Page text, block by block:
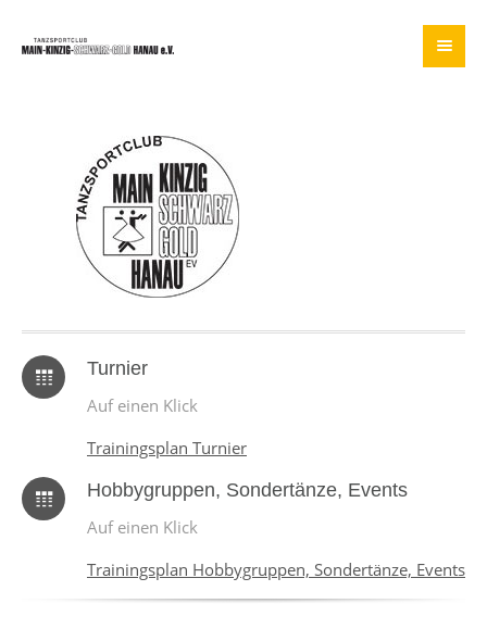
Turnier
Auf einen Klick
Trainingsplan Turnier
Hobbygruppen, Sondertänze, Events
Auf einen Klick
Trainingsplan Hobbygruppen, Sondertänze, Events